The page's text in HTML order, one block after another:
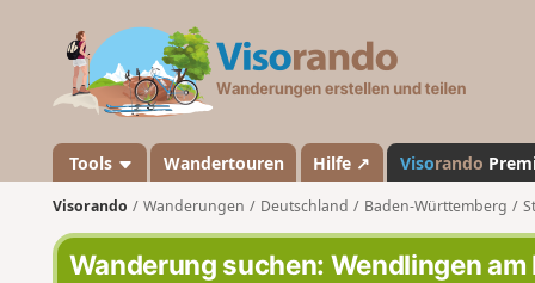
a
n
d
o
Tools Wandertouren Hilfe ↗ Visorando
Visorando Wanderungen Deutschland Baden-Württemberg
Wanderung suchen: Wendlingen am